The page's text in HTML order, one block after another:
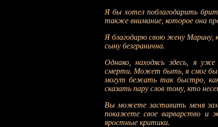
Я бы хотел поблагодарить
также внимание, которое она
Я благодарю свою жену Марину,
сыну безгранична.
Однако, находясь здесь, я
смерти. Может быть, я смог бы
могут бежать так быстро,
сказать пару слов тому, кто
Вы можете заставить меня
покажете свое варварство и
яростные критики.